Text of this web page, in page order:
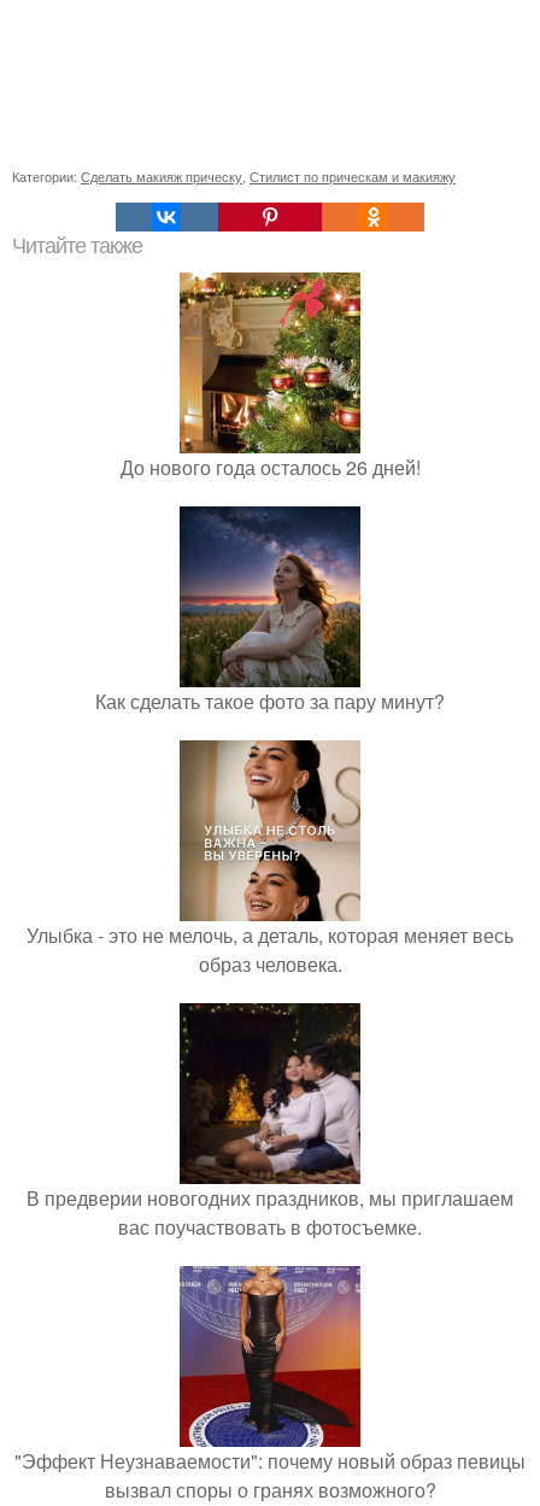
Категории: Сделать макияж прическу, Стилист по прическам и макияжу
Читайте также
До нового года осталось 26 дней!
Как сделать такое фото за пару минут?
Улыбка - это не мелочь, а деталь, которая меняет весь
образ человека.
В предверии новогодних праздников, мы приглашаем
вас поучаствовать в фотосъемке.
"Эффект Неузнаваемости": почему новый образ певицы
вызвал споры о гранях возможного?